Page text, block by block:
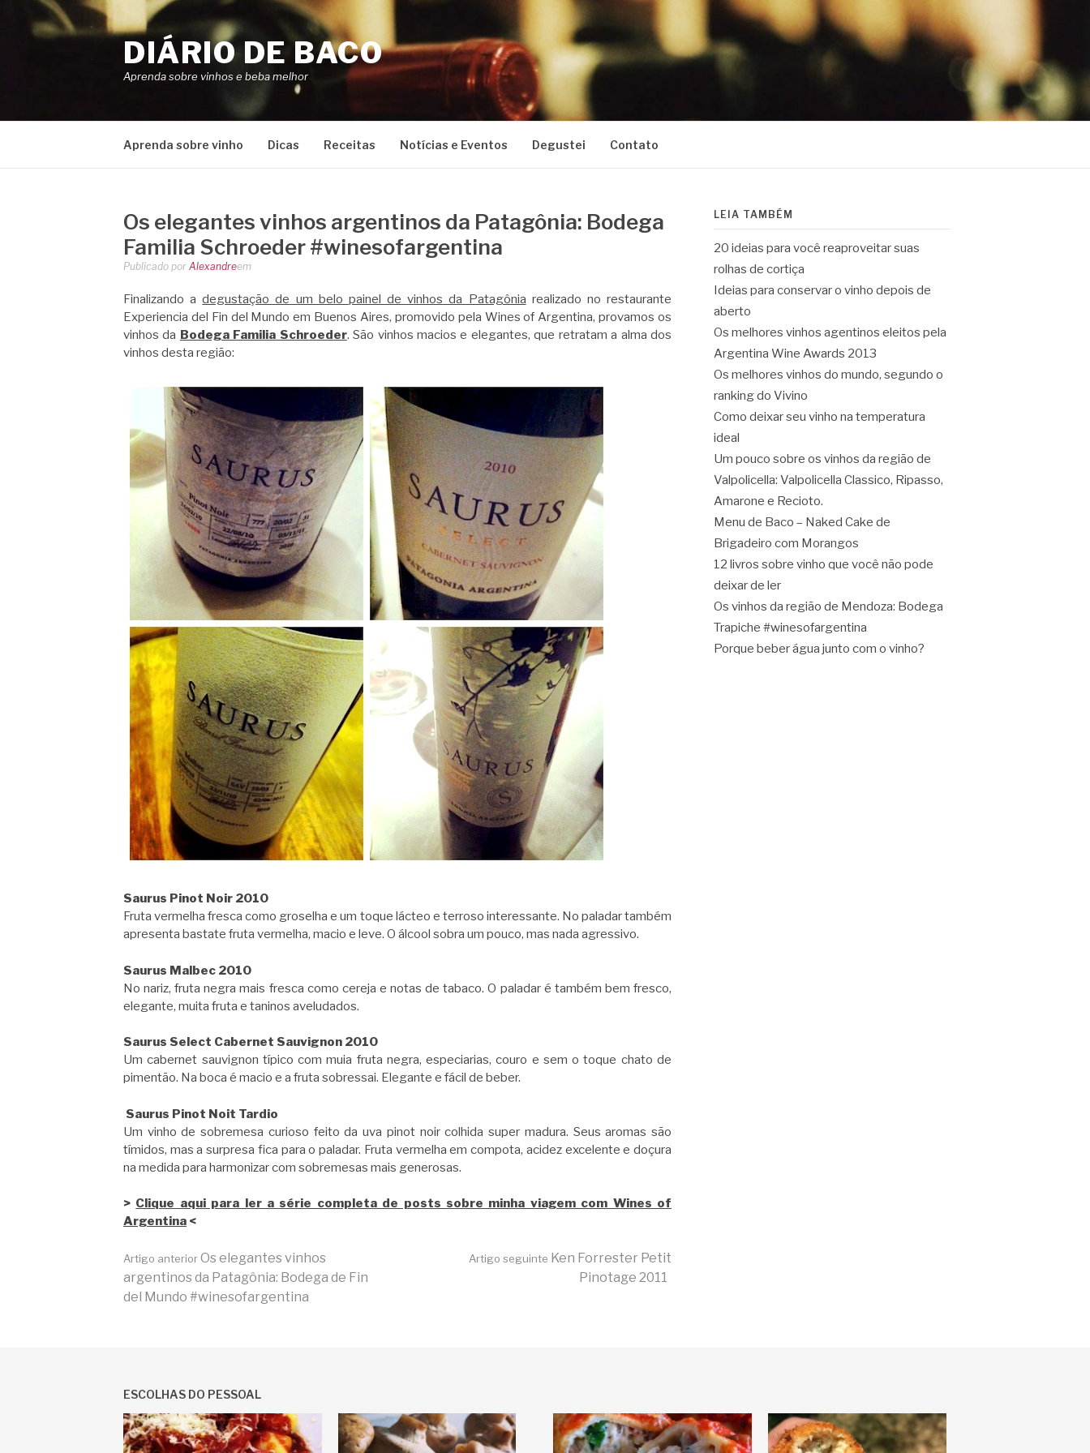
DIÁRIO DE BACO
Aprenda sobre vinhos e beba melhor
Aprenda sobre vinho Dicas Receitas Notícias e Eventos Degustei Contato
Os elegantes vinhos argentinos da Patagônia: Bodega
Familia Schroeder #winesofargentina
Publicado por Alexandreem
Finalizando adegustação de um belo painel de vinhos da Patagônia realizado no restaurante
Experiencia del Fin del Mundo em Buenos Aires, promovido pela Wines of Argentina, provamos os
vinhos da Bodega Familia Schroeder. São vinhos macios e elegantes, que retratam a alma dos
vinhos desta região:
Saurus Pinot Noir 2010
Fruta vermelha fresca como groselha e um toque lácteo e terroso interessante. No paladar também
apresenta bastate fruta vermelha, macio e leve. O álcool sobra um pouco, mas nada agressivo.
Saurus Malbec 2010
No nariz, fruta negra mais fresca como cereja e notas de tabaco. O paladar é também bem fresco,
elegante, muita fruta e taninos aveludados.
Saurus Select Cabernet Sauvignon 2010
Um cabernet sauvignon típico com muia fruta negra, especiarias, couro e sem o toque chato de
pimentão. Na boca é macio e a fruta sobressai. Elegante e fácil de beber.
Saurus Pinot Noit Tardio
Um vinho de sobremesa curioso feito da uva pinot noir colhida super madura. Seus aromas são
tímidos, mas a surpresa fica para o paladar. Fruta vermelha em compota, acidez excelente e doçura
na medida para harmonizar com sobremesas mais generosas.
> Clique aqui para ler a série completa de posts sobre minha viagem com Wines of
Argentina <
Continue
Artigo anteriorOs elegantes vinhos
argentinos da Patagônia: Bodega de Fin
del Mundo #winesofargentina
Artigo seguinte Ken Forrester Petit
Pinotage 2011
LEIA TAMBÉM
20 ideias para você reaproveitar suas
rolhas de cortiça
Ideias para conservar o vinho depois de
aberto
Os melhores vinhos agentinos eleitos pela
Argentina Wine Awards 2013
Os melhores vinhos do mundo, segundo o
ranking do Vivino
Como deixar seu vinho na temperatura
ideal
Um pouco sobre os vinhos da região de
Valpolicella: Valpolicella Classico, Ripasso,
Amarone e Recioto.
Menu de Baco – Naked Cake de
Brigadeiro com Morangos
12 livros sobre vinho que você não pode
deixar de ler
Os vinhos da região de Mendoza: Bodega
Trapiche #winesofargentina
Porque beber água junto com o vinho?
ESCOLHAS DO PESSOAL